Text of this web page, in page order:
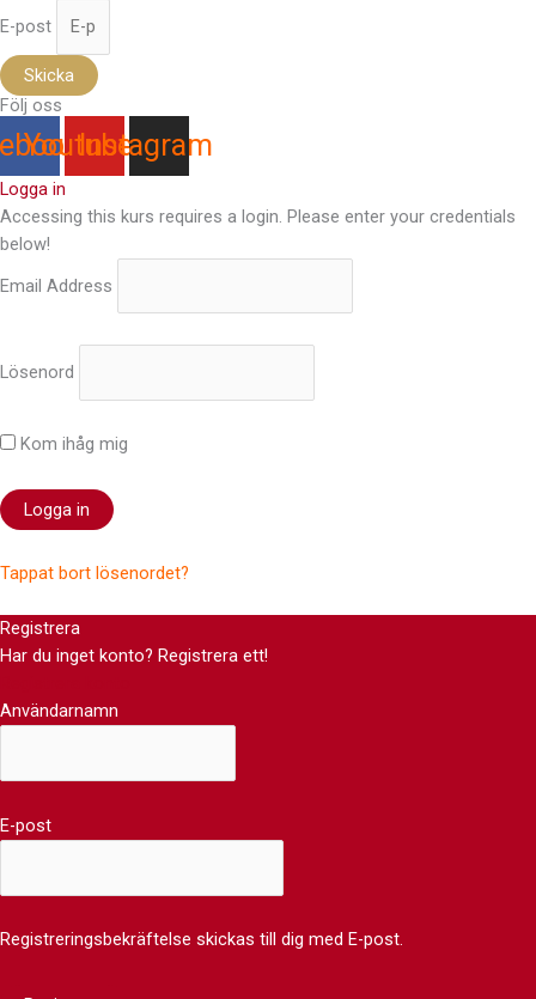
E-post
Skicka
Följ oss
YoutubeInstagram
Logga in
Accessing this kurs requires a login. Please enter your credentials
below!
Email Address
Lösenord
Kom ihåg mig
Tappat bort lösenordet?
Registrera
Har du inget konto? Registrera ett!
Användarnamn
E-post
Registreringsbekräftelse skickas till dig med E-post.